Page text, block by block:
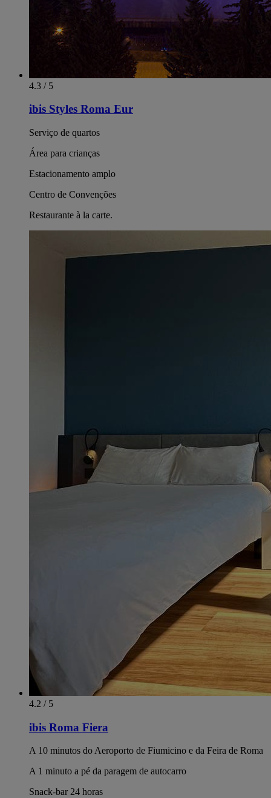
4.3 / 5
ibis Styles Roma Eur
Serviço de quartos
Área para crianças
Estacionamento amplo
Centro de Convenções
Restaurante à la carte.
4.2 / 5
ibis Roma Fiera
A 10 minutos do Aeroporto de Fiumicino e da Feira de Roma
A 1 minuto a pé da paragem de autocarro
Snack-bar 24 horas